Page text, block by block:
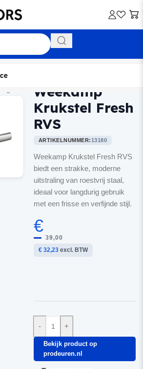
Weekamp
Krukstel Fresh
RVS
ARTIKELNUMMER:13180
Weekamp Krukstel Fresh RVS
biedt een strakke, moderne
uitstraling van roestvrij staal,
ideaal voor langdurig gebruik
met een frisse en verfijnde stijl.
€
39,00
€ 32,23excl. BTW
- +
Bekijk product op
prodeuren.nl